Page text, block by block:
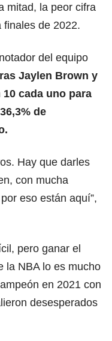
mitad, la peor cifra
finales de 2022.
del equipo
Jaylen Brown y
cada uno para
de
Hay que darles
con mucha
eso están aquí”,
pero ganar el
la NBA lo es mucho
en 2021 con
desesperados